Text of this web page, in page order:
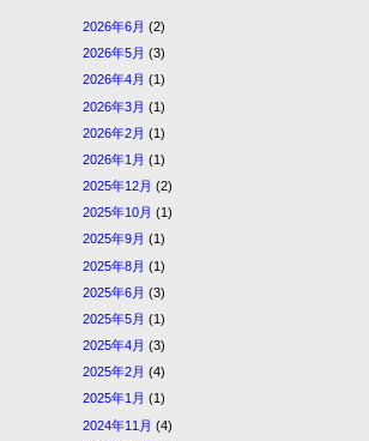
2026年6月 (2)
2026年5月 (3)
2026年4月 (1)
2026年3月 (1)
2026年2月 (1)
2026年1月 (1)
2025年12月 (2)
2025年10月 (1)
2025年9月 (1)
2025年8月 (1)
2025年6月 (3)
2025年5月 (1)
2025年4月 (3)
2025年2月 (4)
2025年1月 (1)
2024年11月 (4)